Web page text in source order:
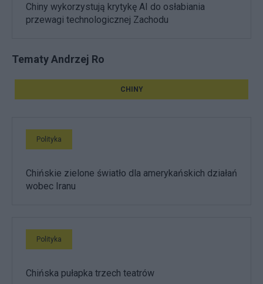
Chiny wykorzystują krytykę AI do osłabiania
przewagi technologicznej Zachodu
Tematy Andrzej Ro
CHINY
Polityka
Chińskie zielone światło dla amerykańskich działań
wobec Iranu
Polityka
Chińska pułapka trzech teatrów